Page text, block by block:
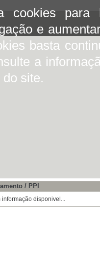
cookies para
e
basta
a
do site.
/ PPI
informação disponivel...